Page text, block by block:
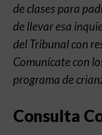
de clases para
de llevar esa
del Tribunal con
Comunícate con
programa de
Consulta